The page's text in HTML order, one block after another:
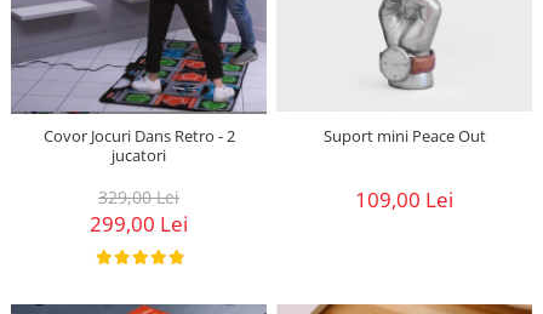
Covor Jocuri Dans Retro - 2
jucatori
329,00 Lei
299,00 Lei
Suport mini Peace Out
109,00 Lei